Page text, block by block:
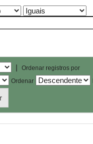
|
Ordenar registros por
Ordenar